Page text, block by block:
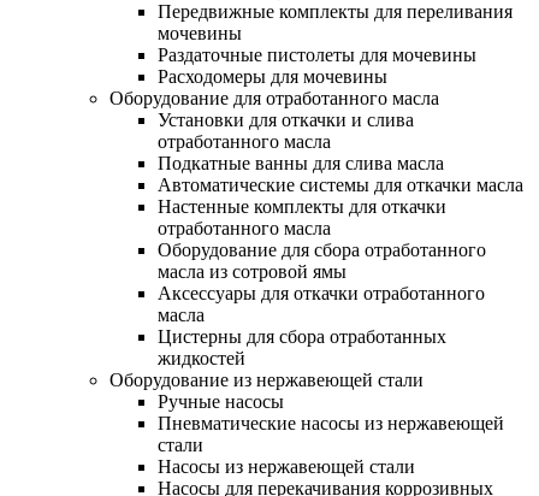
Передвижные комплекты для переливания
мочевины
Раздаточные пистолеты для мочевины
Расходомеры для мочевины
Оборудование для отработанного масла
Установки для откачки и слива
отработанного масла
Подкатные ванны для слива масла
Автоматические системы для откачки масла
Настенные комплекты для откачки
отработанного масла
Оборудование для сбора отработанного
масла из сотровой ямы
Аксессуары для откачки отработанного
масла
Цистерны для сбора отработанных
жидкостей
Оборудование из нержавеющей стали
Ручные насосы
Пневматические насосы из нержавеющей
стали
Насосы из нержавеющей стали
Насосы для перекачивания коррозивных